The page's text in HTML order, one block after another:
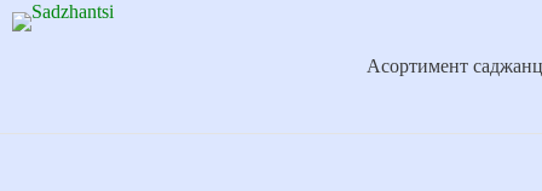
Перейти
до
Асортимент